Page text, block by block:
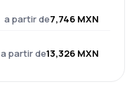
a partir de7,746 MXN
a partir de13,326 MXN